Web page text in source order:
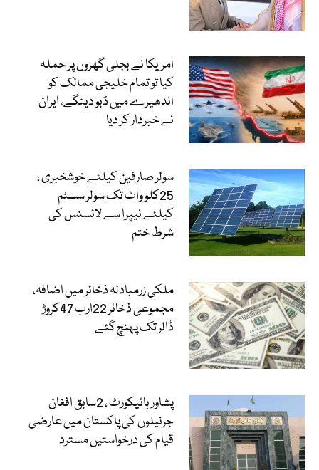
امریکا نے بجلی گھروں پر حملہ
کیا تو تمام خلیجی ممالک کو
اندھیرے میں ڈبو دینگے، ایران
نے خبردار کر دیا
سولر صارفین کیلئے خوشخبری ،
25کلو واٹ تک سولر سسٹم
کیلئے نیپرا سے لائسنس کی
شرط ختم
ملکی زرمبادلہ ذخائر میں اضافہ،
مجموعی ذخائر 22ارب 47کروڑ
ڈالر تک پہنچ گئے
پشاور ہائیکورٹ ، 2سابق افغان
جرنیلوں کی پاکستان میں عارضی
قیام کی درخواستیں مسترد